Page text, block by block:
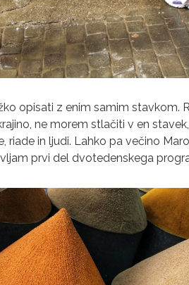
opisati z enim samim stavkom.
ne morem stlačiti v en
riade in ljudi. Lahko pa večino
prvi del dvotedenskega